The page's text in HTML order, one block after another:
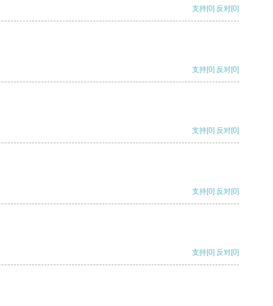
支持[0] 反对[0]
支持[0] 反对[0]
支持[0] 反对[0]
支持[0] 反对[0]
支持[0] 反对[0]